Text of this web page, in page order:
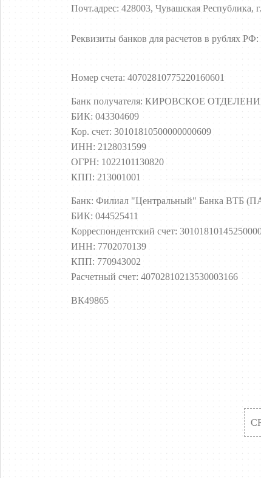
Почт.адрес: 428003, Чувашская Республика,
Реквизиты банков для расчетов в рублях РФ:
Номер счета: 40702810775220160601
Банк получателя: КИРОВСКОЕ
БИК: 043304609
Кор. счет: 30101810500000000609
ИНН: 2128031599
ОГРН: 1022101130820
КПП: 213001001
Банк: Филиал "Центральный" Банка ВТБ
БИК: 044525411
Корреспондентский счет:
ИНН: 7702070139
КПП: 770943002
Расчетный счет: 40702810213530003166
ВК49865